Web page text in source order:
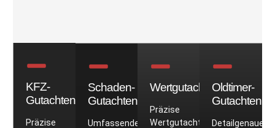
KFZ-
Gutachten
Präzise
Schaden-
Gutachten
Umfassende
Wertgutachten
Präzise
Wertgutachten
Oldtimer-
Gutachten
Detailgenaue